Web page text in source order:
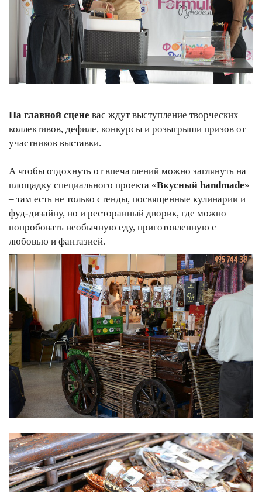
На главной сцене вас ждут выступление творческих
коллективов, дефиле, конкурсы и розыгрыши призов от
участников выставки.
А чтобы отдохнуть от впечатлений можно заглянуть на
площадку специального проекта «Вкусный handmade»
– там есть не только стенды, посвященные кулинарии и
фуд-дизайну, но и ресторанный дворик, где можно
попробовать необычную еду, приготовленную с
любовью и фантазией.